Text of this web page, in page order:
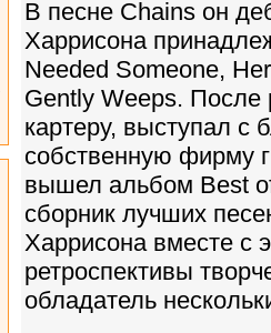
В песне Chains он
Харрисона
Needed Someone,
Gently Weeps.
картеру, выступал с
собственную фирму
вышел альбом Best
сборник лучших
Харрисона вместе с
ретроспективы
обладатель